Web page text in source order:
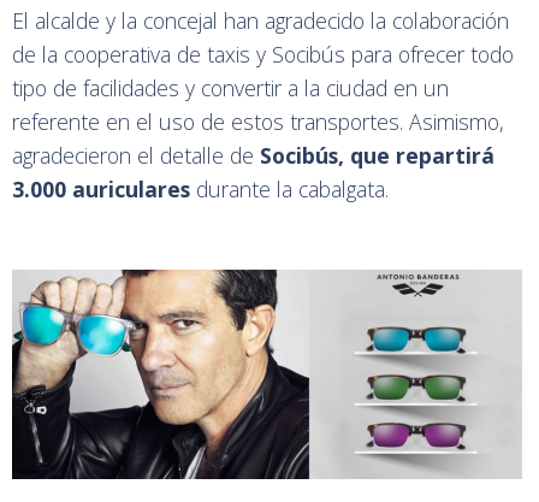
El alcalde y la concejal han agradecido la colaboración
de la cooperativa de taxis y Socibús para ofrecer todo
tipo de facilidades y convertir a la ciudad en un
referente en el uso de estos transportes. Asimismo,
agradecieron el detalle de Socibús, que repartirá
3.000 auriculares durante la cabalgata.